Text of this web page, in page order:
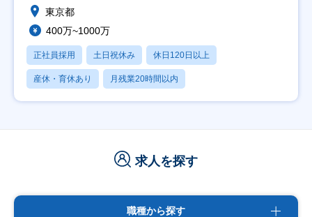
東京都
400万~1000万
正社員採用 土日祝休み 休日120日以上
産休・育休あり 月残業20時間以内
求人を探す
職種から探す